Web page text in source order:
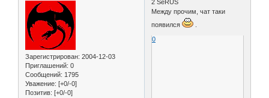
Зарегистрирован: 2004-12-03
Приглашений: 0
Сообщений: 1795
Уважение: [+0/-0]
Позитив: [+0/-0]
2 SeRUS
Между прочим, чат таки
появился
0